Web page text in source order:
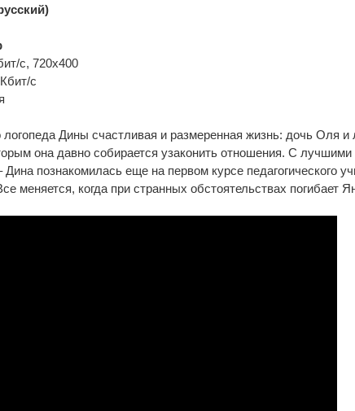
с, 720x400
с
логопеда Дины счастливая и размеренная жизнь: дочь Оля
она давно собирается узаконить отношения. С лучшими
познакомилась еще на первом курсе педагогического
меняется, когда при странных обстоятельствах погибает